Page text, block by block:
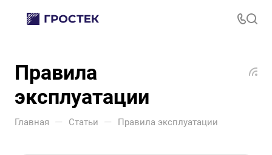
Правила
эксплуатации
Главная — Статьи — Правила эксплуатации